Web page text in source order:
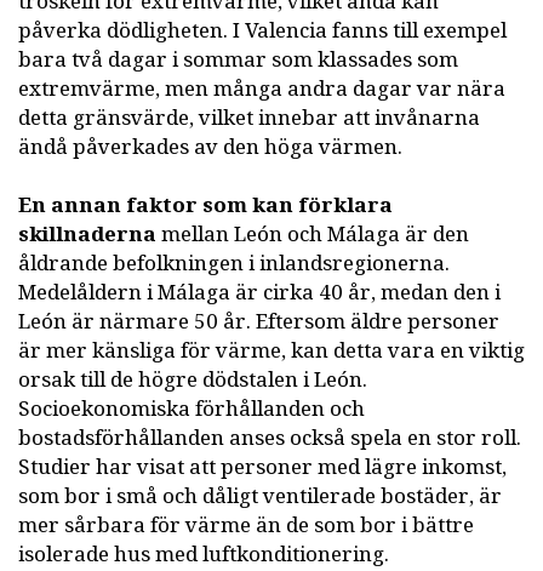
påverka dödligheten. I Valencia fanns till exempel
bara två dagar i sommar som klassades som
extremvärme, men många andra dagar var nära
detta gränsvärde, vilket innebar att invånarna
ändå påverkades av den höga värmen.
En annan faktor som kan förklara
skillnaderna mellan León och Málaga är den
åldrande befolkningen i inlandsregionerna.
Medelåldern i Málaga är cirka 40 år, medan den i
León är närmare 50 år. Eftersom äldre personer
är mer känsliga för värme, kan detta vara en viktig
orsak till de högre dödstalen i León.
Socioekonomiska förhållanden och
bostadsförhållanden anses också spela en stor roll.
Studier har visat att personer med lägre inkomst,
som bor i små och dåligt ventilerade bostäder, är
mer sårbara för värme än de som bor i bättre
isolerade hus med luftkonditionering.